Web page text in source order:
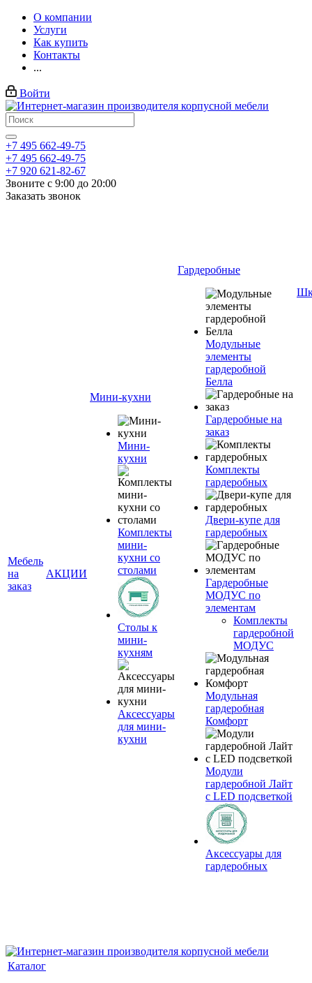
О компании
Услуги
Как купить
Контакты
...
Войти
+7 495 662-49-75
+7 495 662-49-75
+7 920 621-82-67
Звоните с 9:00 до 20:00
Заказать звонок
Мебель
на
заказ
АКЦИИ
Мини-кухни
Мини-
кухни
Комплекты
мини-
кухни со
столами
Столы к
мини-
кухням
Аксессуары
для мини-
кухни
Гардеробные
Модульные
элементы
гардеробной
Белла
Гардеробные на
заказ
Комплекты
гардеробных
Двери-купе для
гардеробных
Гардеробные
МОДУС по
элементам
Комплекты
гардеробной
МОДУС
Модульная
гардеробная
Комфорт
Модули
гардеробной Лайт
с LED подсветкой
Аксессуары для
гардеробных
Каталог